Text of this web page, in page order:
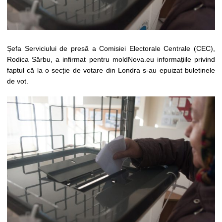
Șefa Serviciului de presă a Comisiei Electorale Centrale (CEC),
Rodica Sârbu, a infirmat pentru moldNova.eu informațiile privind
faptul că la o secție de votare din Londra s-au epuizat buletinele
de vot.